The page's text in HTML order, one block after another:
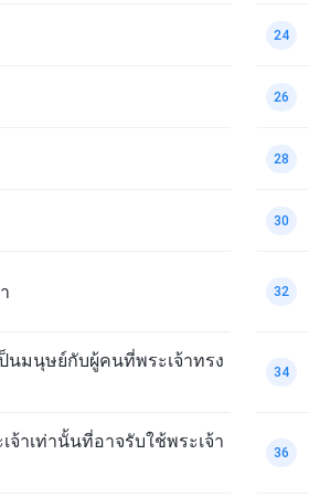
24
26
28
30
32
นมนุษย์กับผู้คนที่พระเจ้าทรง
34
าเท่านั้นที่อาจรับใช้พระเจ้า
36